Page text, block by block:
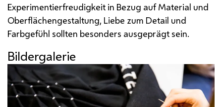
Experimentierfreudigkeit in Bezug auf Material und
Oberflächengestaltung, Liebe zum Detail und
Farbgefühl sollten besonders ausgeprägt sein.
Bildergalerie